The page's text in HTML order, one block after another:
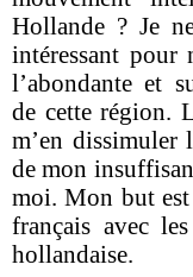
Hollande ? Je
intéressant pour
l’abondante et
de cette région.
m’en
de mon
moi. Mon but
français avec
hollandaise.